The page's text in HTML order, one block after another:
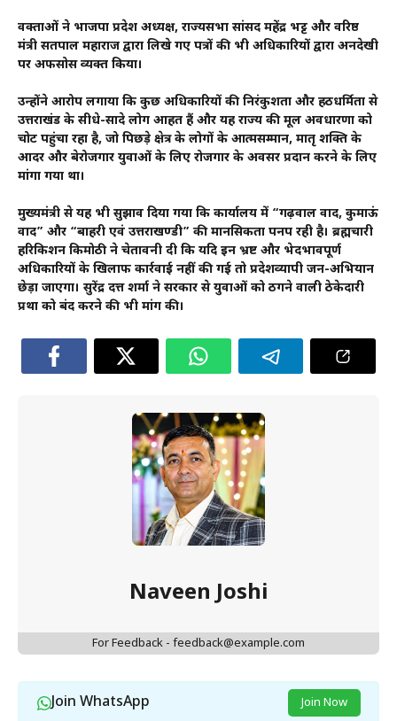
वक्ताओं ने भाजपा प्रदेश अध्यक्ष, राज्यसभा सांसद महेंद्र भट्ट और वरिष्ठ
मंत्री सतपाल महाराज द्वारा लिखे गए पत्रों की भी अधिकारियों द्वारा अनदेखी
पर अफसोस व्यक्त किया।
उन्होंने आरोप लगाया कि कुछ अधिकारियों की निरंकुशता और हठधर्मिता से
उत्तराखंड के सीधे-सादे लोग आहत हैं और यह राज्य की मूल अवधारणा को
चोट पहुंचा रहा है, जो पिछड़े क्षेत्र के लोगों के आत्मसम्मान, मातृ शक्ति के
आदर और बेरोजगार युवाओं के लिए रोजगार के अवसर प्रदान करने के लिए
मांगा गया था।
मुख्यमंत्री से यह भी सुझाव दिया गया कि कार्यालय में “गढ़वाल वाद, कुमाऊं
वाद” और “बाहरी एवं उत्तराखण्डी” की मानसिकता पनप रही है। ब्रह्मचारी
हरिकिशन किमोठी ने चेतावनी दी कि यदि इन भ्रष्ट और भेदभावपूर्ण
अधिकारियों के खिलाफ कार्रवाई नहीं की गई तो प्रदेशव्यापी जन-अभियान
छेड़ा जाएगा। सुरेंद्र दत्त शर्मा ने सरकार से युवाओं को ठगने वाली ठेकेदारी
प्रथा को बंद करने की भी मांग की।
Naveen Joshi
For Feedback - feedback@example.com
Join WhatsApp Join Now